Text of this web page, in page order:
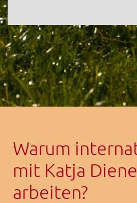
Warum
mit Katja
arbeiten?